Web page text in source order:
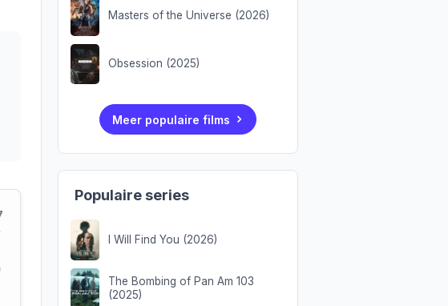
Masters of the Universe (2026)
Obsession (2025)
Meer populaire films
Populaire series
I Will Find You (2026)
The Bombing of Pan Am 103
(2025)